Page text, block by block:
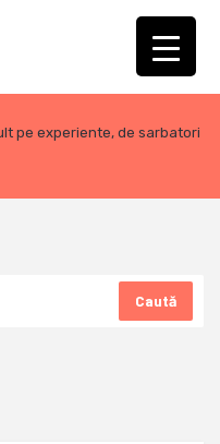
pe experiente, de sarbatori
Caută